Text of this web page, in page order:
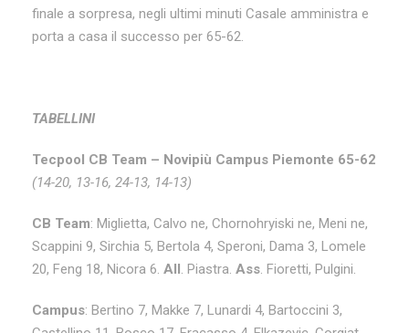
finale a sorpresa, negli ultimi minuti Casale amministra e
porta a casa il successo per 65-62.
TABELLINI
Tecpool CB Team – Novipiù Campus Piemonte 65-62
(14-20, 13-16, 24-13, 14-13)
CB Team: Miglietta, Calvo ne, Chornohryiski ne, Meni ne,
Scappini 9, Sirchia 5, Bertola 4, Speroni, Dama 3, Lomele
20, Feng 18, Nicora 6. All. Piastra. Ass. Fioretti, Pulgini.
Campus: Bertino 7, Makke 7, Lunardi 4, Bartoccini 3,